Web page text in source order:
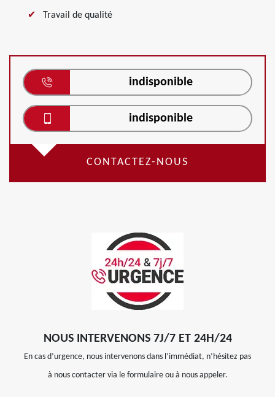
Travail de qualité
indisponible
indisponible
CONTACTEZ-NOUS
NOUS INTERVENONS 7J/7 ET 24H/24
En cas d’urgence, nous intervenons dans l’immédiat, n’hésitez pas
à nous contacter via le formulaire ou à nous appeler.